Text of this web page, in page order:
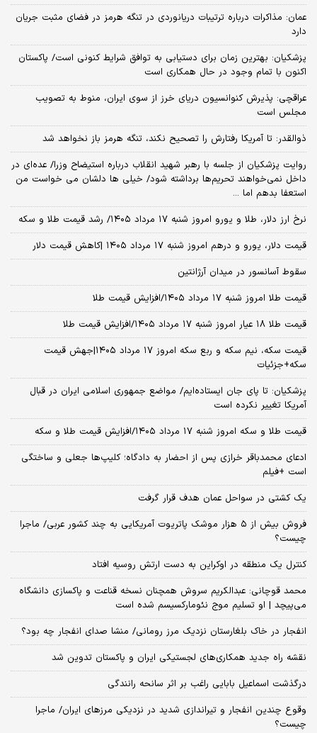
عمان: مذاکرات درباره ترتیبات دریانوردی در تنگه هرمز در فضای مثبت جریان
دارد
پزشکیان‌: بهترین زمان برای دستیابی به توافق شرایط کنونی است/ پاکستان
اکنون با تمام وجود در حال همکاری است
عراقچی: پذیرش کنوانسیون دریای خرز از سوی ایران، منوط به تصویب
مجلس است
ذوالقدر: تا آمریکا رفتارش را تصحیح نکند، تنگه هرمز باز نخواهد شد
روایت پزشکیان از جلسه با رهبر شهید انقلاب درباره استیضاح وزرا/ عده‌ای در
داخل نمی‌خواهند تحریم‌ها برداشته شود/ خیلی ها دلشان می خواست من
استعفا بدهم اما ...
نرخ ارز دلار، طلا و یورو امروز شنبه ۱۷ مرداد ۱۴۰۵/ رشد قیمت طلا و سکه
قیمت دلار، یورو و درهم امروز شنبه ۱۷ مرداد ۱۴۰۵ |کاهش قیمت دلار
سقوط آسانسور در میدان آرژانتین
قیمت طلا امروز شنبه ۱۷ مرداد ۱۴۰۵/افزایش قیمت طلا
قیمت طلا ۱۸ عیار امروز شنبه ۱۷ مرداد ۱۴۰۵/افزایش قیمت طلا
قیمت سکه، نیم سکه و ربع سکه امروز ۱۷ مرداد ۱۴۰۵|جهش قیمت
سکه+جزئیات
پزشکیان: تا پای جان ایستاده‌ایم/ مواضع جمهوری اسلامی ایران در قبال
آمریکا تغییر نکرده است
قیمت طلا و سکه امروز شنبه ۱۷ مرداد ۱۴۰۵/افزایش قیمت طلا و سکه
ادعای محمدباقر خرازی پس از احضار به دادگاه؛ کلیپ‌ها جعلی و ساختگی
است +فیلم
یک کشتی در سواحل عمان هدف قرار گرفت
فروش بیش از ۵ هزار موشک پاتریوت آمریکایی به چند کشور عربی/ ماجرا
چیست؟
کنترل یک منطقه در اوکراین به دست ارتش روسیه افتاد
محمد قوچانی: عبدالکریم سروش همچنان نسخه قناعت و پاکسازی دانشگاه
می‌پیچد | او تسلیم موج نئومارکسیسم شده است
انفجار در خاک بلغارستان نزدیک مرز رومانی/ منشا صدای انفجار چه بود؟
نقشه راه جدید همکاری‌های لجستیکی ایران و پاکستان تدوین شد
درگذشت اسماعیل بابایی راغب بر اثر سانحه رانندگی
وقوع چندین انفجار و تیراندازی شدید در نزدیکی مرز‌های ایران/ ماجرا
چیست؟